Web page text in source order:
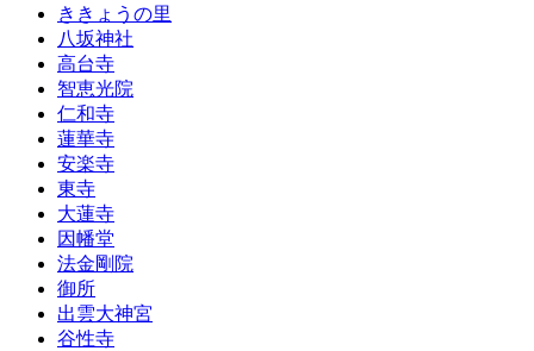
ききょうの里
八坂神社
高台寺
智恵光院
仁和寺
蓮華寺
安楽寺
東寺
大蓮寺
因幡堂
法金剛院
御所
出雲大神宮
谷性寺